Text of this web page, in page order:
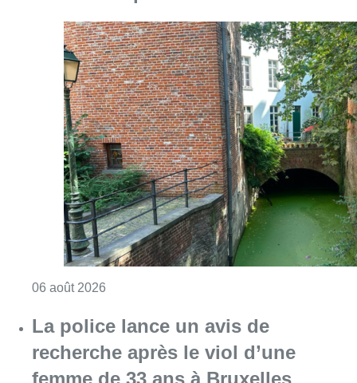
06 août 2026
La police lance un avis de
recherche après le viol d’une
femme de 33 ans à Bruxelles